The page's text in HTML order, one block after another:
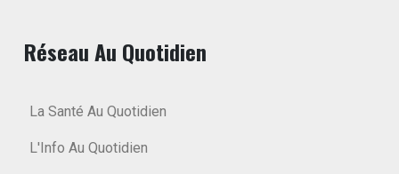
Réseau Au Quotidien
La Santé Au Quotidien
L'Info Au Quotidien